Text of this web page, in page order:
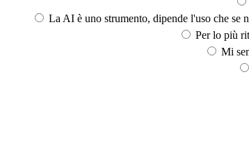
La AI è uno strumento, dipende l'uso che se
Per lo più
Mi